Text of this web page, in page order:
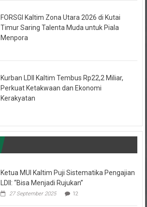
Timur Saring Talenta Muda untuk Piala
Menpora
Perkuat Ketakwaan dan Ekonomi
Kerakyatan
LDII: “Bisa Menjadi Rujukan”
27 September 2025 12